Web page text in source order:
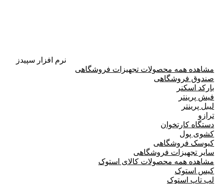
نرم افزار سپیدز
مشاهده همه محصولات تجهیزات فروشگاهی
صندوق فروشگاهی
بارکد اسکنر
فیش پرینتر
لیبل پرینتر
ترازو
دستگاه کارتخوان
کشوی پول
کیوسک فروشگاهی
سایر تجهیزات فروشگاهی
مشاهده همه محصولات کالای استوک
کیس استوک
لپ تاپ استوک